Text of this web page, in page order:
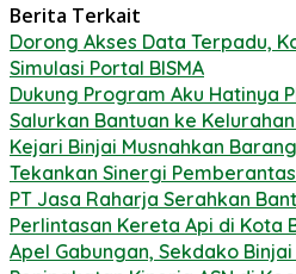
Berita Terkait
Dorong Akses Data Terpadu,
Simulasi Portal BISMA
Dukung Program Aku Hatinya
Salurkan Bantuan ke
Kejari Binjai Musnahkan
Tekankan Sinergi
PT Jasa Raharja Serahkan
Perlintasan Kereta Api di Kota
Apel Gabungan, Sekdako